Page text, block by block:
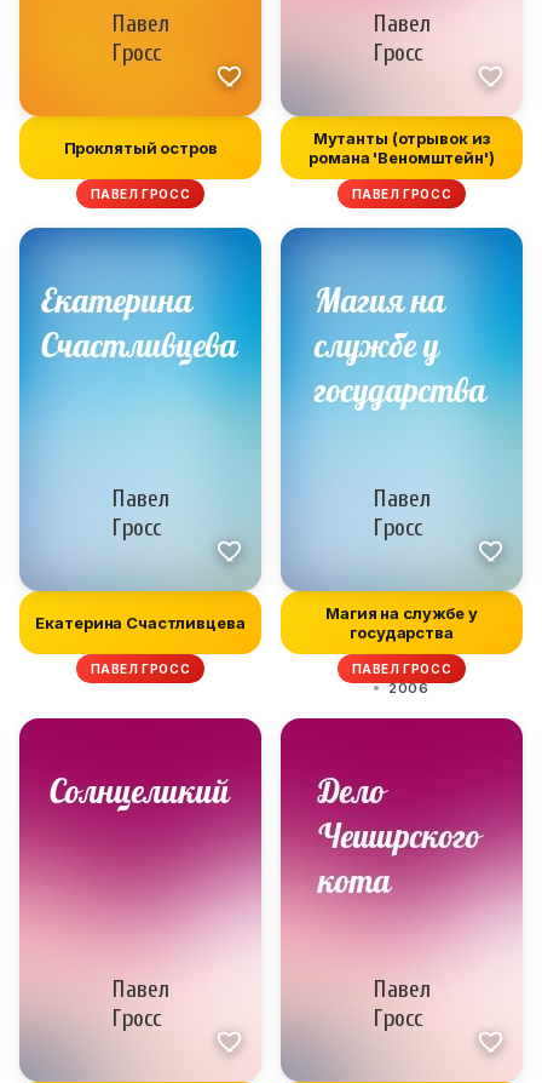
Проклятый остров
ПАВЕЛ ГРОСС
Мутанты (отрывок из
романа 'Веномштейн')
ПАВЕЛ ГРОСС
Екатерина Счастливцева
ПАВЕЛ ГРОСС
Магия на службе у
государства
ПАВЕЛ ГРОСС
2006